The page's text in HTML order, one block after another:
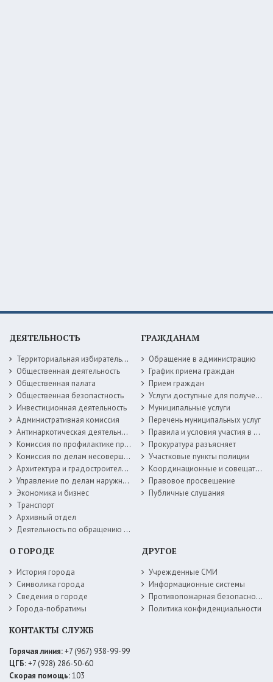
ДЕЯТЕЛЬНОСТЬ
Территориальная избирательная комиссия
Общественная деятельность
Общественная палата
Общественная безопастность
Инвестиционная деятельность
Административная комиссия
Антинаркотическая деятельность
Комиссия по профилактике правонарушений
Комиссия по делам несовершеннолетних
Архитектура и градостроительство
Управление по делам наружной рекламы
Экономика и бизнес
Транспорт
Архивный отдел
Деятельность по обращению с животными без владельцев
ГРАЖДАНАМ
Обращение в администрацию
График приема граждан
Прием граждан
Услуги доступные для получения в электронной форме
Муниципальные услуги
Перечень муниципальных услуг
Правила и условия участия в жилищных программах
Прокуратура разъясняет
Участковые пункты полиции
Координационные и совещательные органы
Правовое просвещение
Публичные слушания
О ГОРОДЕ
История города
Символика города
Сведения о городе
Города-побратимы
ДРУГОЕ
Учрежденные СМИ
Информационные системы
Противопожарная безопасность
Политика конфиденциальности
КОНТАКТЫ СЛУЖБ
Горячая линия:+7 (967) 938-99-99
ЦГБ:+7 (928) 286-50-60
Скорая помощь:103